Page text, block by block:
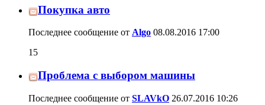
Покупка авто
Последнее сообщение от Algo 08.08.2016 17:00
15
Проблема с выбором машины
Последнее сообщение от SLAVkO 26.07.2016 10:26